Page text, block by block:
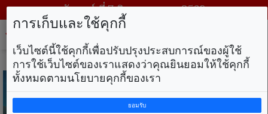
วันศุกร์ ที่ 7 สิงหาคม พ.ศ. 2569
การเก็บและใช้คุกกี้
เว็บไซต์นี้ใช้คุกกี้เพื่อปรับปรุงประสบการณ์ของผู้ใช้
การใช้เว็บไซต์ของเราแสดงว่าคุณยินยอมให้ใช้คุกกี้
ทั้งหมดตามนโยบายคุกกี้ของเรา
ยอมรับ